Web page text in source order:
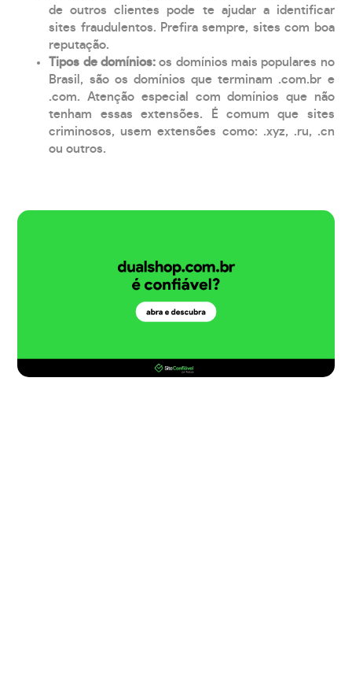
de outros clientes pode te ajudar a identificar
sites fraudulentos. Prefira sempre, sites com boa
reputação.
Tipos de domínios:os domínios mais populares no
Brasil, são os domínios que terminam .com.br e
.com. Atenção especial com domínios que não
tenham essas extensões. É comum que sites
criminosos, usem extensões como: .xyz, .ru, .cn
ou outros.